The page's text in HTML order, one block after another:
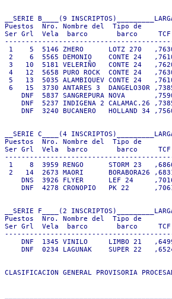
__SERIE B____(9
Puestos  Nro. Nombre del  Tipo
Ser Grl  Vela  barco       barco
1    5  5146 ZHERO      LOTZ 270
2    6  5565 DEMONIO    CONTE 24
3   10  5181 VELERIÑO   CONTE 24
4   12  5658 PURO ROCK  CONTE 24
5   13  5035 ALAMBIQUEV CONTE 24
6   15  3730 ANTARES 3
DNF  5837 SANGREPURA NOVA
DNF  5237 INDIGENA 2 CALAMAC.26
DNF  3240 BUCANERO   HOLLAND 34
__SERIE C____(4
Puestos  Nro. Nombre del  Tipo
Ser Grl  Vela  barco       barco
1    8  3959 RENGO      STORM 23
2   14  2673 MAORI
DNS  3926 FLYER      LEF 24
DNF  4278 CRONOPIO   PK 22
__SERIE F____(2
Puestos  Nro. Nombre del  Tipo
Ser Grl  Vela  barco       barco
DNF  1345 VINILO     LIMBO 21
DNF  0234 LAGUNAK    SUPER 22
CLASIFICACION GENERAL PROVISORIA